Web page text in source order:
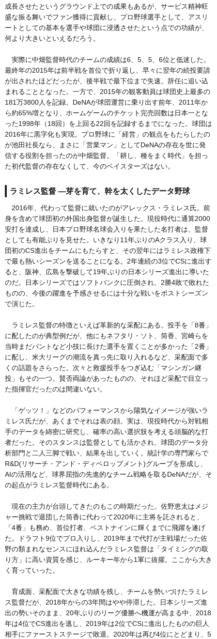
成長させたというグラウンド上での成果もあるが、サービス精神旺
盛な振る舞いでファン獲得に貢献し、プロ野球選手として、アスリ
ートとしての基本を選手や球団に浸透させたという点での功績が、
何より大きいといえるだろう。
実際に中畑監督時代のチームの成績は6、5、5、6位と低迷した。
最終年の2015年は前半戦を首位で折り返し、早々に翌年の続投要請
が出されたほどだったが、後半戦で最下位まで失速。辞任に追い込
まれることとなった。一方で、2015年の観客動員は球団史上最多の
181万3800人を記録。DeNAが球団運営に乗り出す前年、2011年か
ら約65%増となり、ホームゲームのチケット完売回数は日本一とな
った1998年（18回）を上回る22回を記録するまでになった。球団は
2016年に黒字化も実現。プロ野球に「経営」の観点をもたらしたの
が池田社長なら、まさに「営業マン」としてDeNAの存在を世に発
信する役割を担ったのが中畑監督。「耕し、種をまく時代」を担っ
た初代監督の存在なくして、今のベイスターズはない。
ラミレス監督 ―芽を育て、幹を太くしたデータ野球
2016年、代わって監督に就いたのがアレックス・ラミレス氏。前
身を含めて球団初の外国出身監督が誕生した。現役時代に通算2000
安打を達成し、日本プロ野球名球会入りを果たした名打者は、監督
としても有能ぶりを見せた。いきなり11年ぶりのAクラス入り、球
団初のCS進出をチームにもたらすと、その翌年にはラミレス政権下
で最も熱いシーズンを送ることになる。2年連続の3位でCSに進出す
ると、阪神、広島を撃破して19年ぶりの日本シリーズ進出に導いた
のだ。日本シリーズではソフトバンクに圧倒され、2勝4敗で敗れた
ものの、今後の躍進を予感させるには十分な戦いをポストシーズン
で演じた。
ラミレス監督の特徴といえば革新的な采配にある。投手を「8番」
に配したのが典型例だが、他にもネフタリ・ソト、筒香、宮崎らを
当時まだバントなど小技に長けた選手を置くことが多かった「2番」
に配し、米大リーグの潮流を真っ先に取り入れるなど、采配面で多
くの話題をさらった。次々と救援投手をつぎ込む「マシンガン継
投」もその一つ。賛否両論があったものの、それほど采配で目立っ
た指揮官だったのは間違いない。
「ゲッツ！」などのパフォーマンスから陽気なイメージが強いラ
ミレス氏だが、あくまでそれは表の顔。実は、現役時代から対戦相
手のデータを綿密に研究し、確率の高い選択肢を考える頭脳的な打
者だった。そのスタンスは監督としても活かされ、球団のデータ分
析部門と二人三脚で戦い、結果を出していく。統計学の専門家らで
R&D(リサーチ・アンド・ディベロップメント)グループを形成し、
AIの活用など、球界屈指の先進的なチーム戦略を取るDeNAだが、そ
の起点がラミレス監督時代にある。
現在の主力が台頭してきたのもこの時期だった。佐野恵太はメジ
ャー挑戦で退団した筒香に代わって2020年に主将を託されると、
「4番」も務め、首位打者、ベストナインに輝くまでに飛躍を遂げ
た。ドラフト9位でプロ入りし、2019年まで代打が主戦場だった佐
野の類まれなセンスにほれ込んだラミレス監督は「タイミングの取
り方」に高い資質を感じ、ルーキー年から1軍に抜擢。ここから大き
く育っていった。
育成面、采配面で大きな功績を残し、チームを勢いづけたラミレ
ス監督だが、2018年からの3年間はやや停滞した。日本シリーズ進
出の勢いそのまま、20年ぶりのリーグ優勝へ機運が高まる中、2018
年は4位でCS進出を逃し、2019年は2位でCSに進出したものの巨人
相手にファーストステージで敗退。2020年は再び4位にとどまり、5